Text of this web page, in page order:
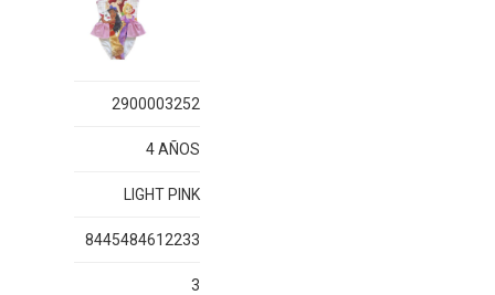
2900003252
4 AÑOS
LIGHT PINK
8445484612233
3